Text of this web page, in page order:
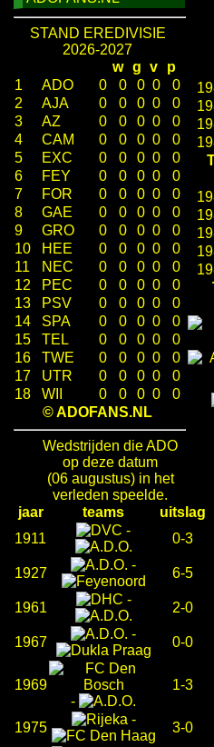
STAND EREDIVISIE
2026-2027
w g v
p
1
ADO 0 0 0 0
0
2
AJA 0 0 0 0
0
3
AZ 0 0 0 0
0
4
CAM 0 0 0 0
0
5
EXC 0 0 0 0
0
6
FEY 0 0 0 0
0
7
FOR 0 0 0 0
0
8
GAE 0 0 0 0
0
9
GRO 0 0 0 0
0
10
HEE 0 0 0 0
0
11
NEC 0 0 0 0
0
12
PEC 0 0 0 0
0
13
PSV 0 0 0 0
0
14
SPA 0 0 0 0
0
15
TEL 0 0 0 0
0
16
TWE 0 0 0 0
0
17
UTR 0 0 0 0
0
18
WII 0 0 0 0
0
© ADOFANS.NL
Wedstrijden die ADO
op deze datum
(06 augustus) in het
verleden speelde.
jaar
teams
uitslag
1911
-
0-3
1927
-
6-5
1961
-
2-0
1967
-
0-0
1969
-
1-3
1975
-
3-0